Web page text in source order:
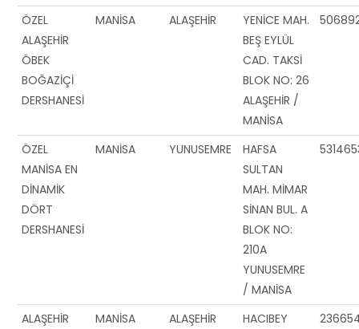
ÖZEL
ALAŞEHİR
ÖBEK
BOĞAZİÇİ
DERSHANESİ
MANİSA ALAŞEHİR
YENİCE MAH.
BEŞ EYLÜL
CAD. TAKSİ
BLOK NO: 26
ALAŞEHİR /
MANİSA
ÖZEL
MANİSA EN
DİNAMİK
DÖRT
DERSHANESİ
MANİSA YUNUSEMRE
HAFSA
SULTAN
MAH. MİMAR
SİNAN BUL. A
BLOK NO:
210A
YUNUSEMRE
/ MANİSA
ALAŞEHİR
MANİSA ALAŞEHİR
HACIBEY